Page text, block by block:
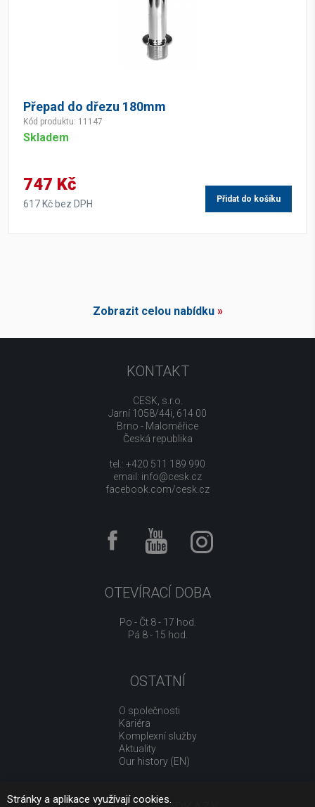
Přepad do dřezu 180mm
Kód produktu: 11147
Skladem
747 Kč
617 Kč bez DPH Přidat do košíku
Zobrazit celou nabídku»
KONTAKT
CESK, s.r.o.
Jarní 1058/44i, 614 00
Brno - Maloměřice
Česká republika
tel.: +420 511 189 990
email: info@cesk.cz
facebook.com/cesk.cz
OTEVÍRACÍ DOBA
Po - Čt 8 - 17 hod.
Pá 8 - 15 hod.
OSTATNÍ
O společnosti
Kariéra
Komplexní služby
Aktuality
Our history (EN)
Stránky a aplikace využívají cookies.